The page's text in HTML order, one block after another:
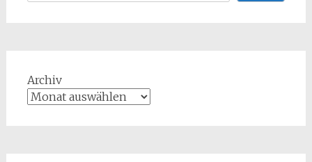
Archiv